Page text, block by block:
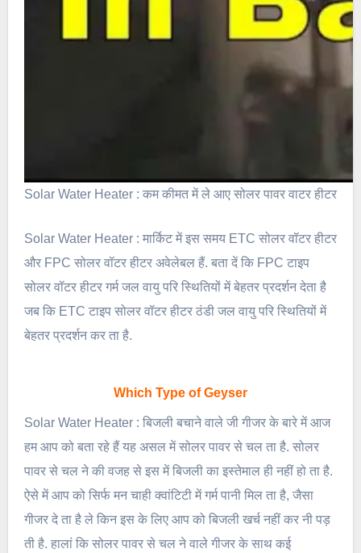
Solar Water Heater : कम कीमत में ले आए सोलर पावर वाटर हीटर
Solar Water Heater : मार्किट में इस समय ETC सोलर वॉटर हीटर
और FPC सोलर वॉटर हीटर अवेलेबल हैं. बता दें कि FPC टाइप
सोलर वॉटर हीटर गर्म जल वायु परि स्थितियों में बेहतर प्रदर्शन देता है
जब कि ETC टाइप सोलर वॉटर हीटर ठंडी जल वायु परि स्थितियों में
बेहतर प्रदर्शन कर ता है.
Which Type of Geyser
Solar Water Heater : बिजली बचाने वाले जी गीजर के बारे में आज
हम आप को बता रहे हैं यह असल में सोलर पावर से चल ता है. सोलर
पावर से चल ने की वजह से इस में बिजली का इस्तेमाल ही नहीं हो ता है.
ऐसे में आप को सिर्फ मन चाही क्वांटिटी में गर्म पानी मिल ता है, जैसा
गीजर दे ता है ले किन इस के लिए आप को बिजली खर्च नहीं कर नी पड़
ती है. हालां कि सोलर पावर से चल ने वाले गीजर के साथ कई